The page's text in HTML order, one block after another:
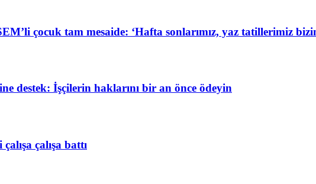
çocuk tam mesaide: ‘Hafta sonlarımız, yaz tatillerimiz
destek: İşçilerin haklarını bir an önce ödeyin
çalışa battı